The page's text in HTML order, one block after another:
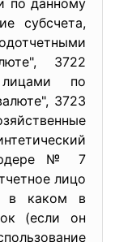
по данному
субсчета,
3722
по
3723
№ 7
лицо
в каком в
(если он